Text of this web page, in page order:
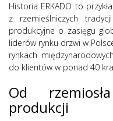
Historia ERKADO to
z rzemieślniczych
produkcyjne o zasięgu
liderów rynku drzwi w
rynkach
do klientów w ponad 40
Od
produkcji